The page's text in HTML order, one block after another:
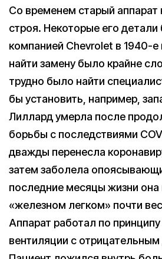
Со временем старый аппарат
строя. Некоторые его
компанией Chevrolet в 1940-
найти замену было крайне
трудно было найти
бы установить, например,
Лиллард умерла после
борьбы с последствиями
дважды перенесла
затем заболела
последние месяцы жизни она
«железном легком» почти
Аппарат работал по
вентиляции с